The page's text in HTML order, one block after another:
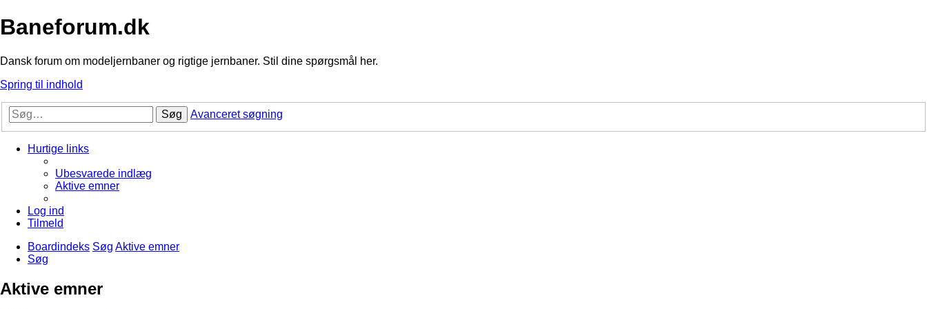
Baneforum.dk
Dansk forum om modeljernbaner og rigtige jernbaner. Stil dine spørgsmål her.
Spring til indhold
Søg Avanceret søgning
Hurtige links
Ubesvarede indlæg
Aktive emner
Log ind
Tilmeld
Boardindeks Søg Aktive emner
Søg
Aktive emner